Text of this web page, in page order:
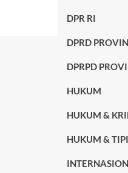
DPR RI
DPRD
DPRPD
HUKUM
HUKUM &
HUKUM &